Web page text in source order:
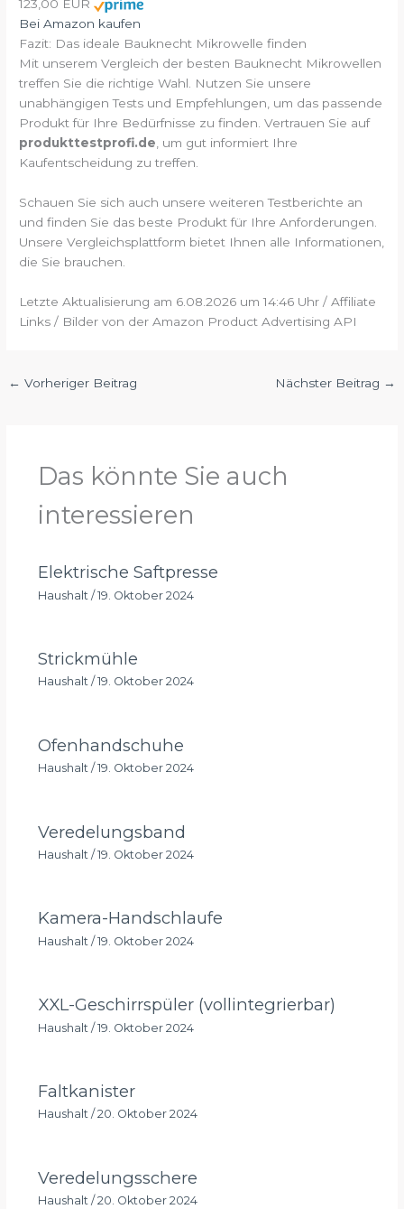
123,00 EUR
Bei Amazon kaufen
Fazit: Das ideale Bauknecht Mikrowelle finden
Mit unserem Vergleich der besten Bauknecht Mikrowellen
treffen Sie die richtige Wahl. Nutzen Sie unsere
unabhängigen Tests und Empfehlungen, um das passende
Produkt für Ihre Bedürfnisse zu finden. Vertrauen Sie auf
produkttestprofi.de, um gut informiert Ihre
Kaufentscheidung zu treffen.
Schauen Sie sich auch unsere weiteren Testberichte an
und finden Sie das beste Produkt für Ihre Anforderungen.
Unsere Vergleichsplattform bietet Ihnen alle Informationen,
die Sie brauchen.
Letzte Aktualisierung am 6.08.2026 um 14:46 Uhr / Affiliate
Links / Bilder von der Amazon Product Advertising API
← Vorheriger Beitrag Nächster Beitrag →
Das könnte Sie auch
interessieren
Elektrische Saftpresse
Haushalt /19. Oktober 2024
Strickmühle
Haushalt/ 19. Oktober 2024
Ofenhandschuhe
Haushalt/ 19. Oktober 2024
Veredelungsband
Haushalt/ 19. Oktober 2024
Kamera-Handschlaufe
Haushalt / 19. Oktober 2024
XXL-Geschirrspüler (vollintegrierbar)
Haushalt /19. Oktober 2024
Faltkanister
Haushalt/ 20. Oktober 2024
Veredelungsschere
Haushalt/ 20. Oktober 2024